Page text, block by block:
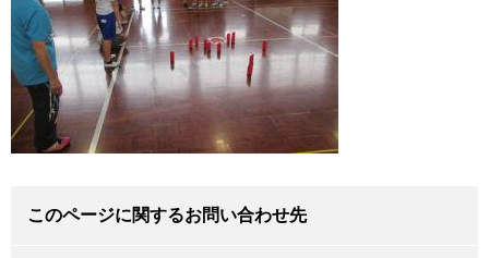
このページに関するお問い合わせ先